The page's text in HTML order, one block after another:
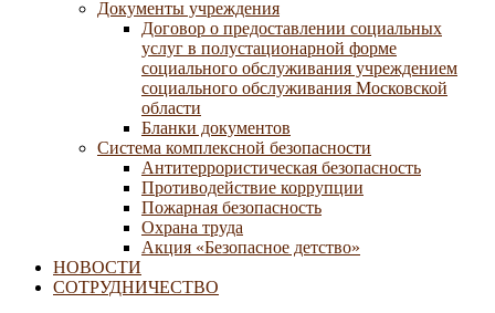
Документы учреждения
Договор о предоставлении социальных
услуг в полустационарной форме
социального обслуживания учреждением
социального обслуживания Московской
области
Бланки документов
Система комплексной безопасности
Антитеррористическая безопасность
Противодействие коррупции
Пожарная безопасность
Охрана труда
Акция «Безопасное детство»
НОВОСТИ
СОТРУДНИЧЕСТВО